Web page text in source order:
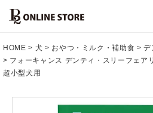
HOME 犬 おやつ・ミルク・補助食
デ
フォーキャンス デンティ・スリーフェア
超小型犬用